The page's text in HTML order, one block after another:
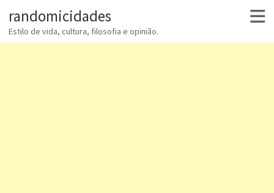
randomicidades
Estilo de vida, cultura, filosofia e opinião.